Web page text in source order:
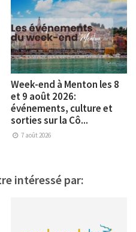
Week-end à Menton les 8
et 9 août 2026:
événements, culture et
sorties sur la Cô...
7 août 2026
intéressé par: